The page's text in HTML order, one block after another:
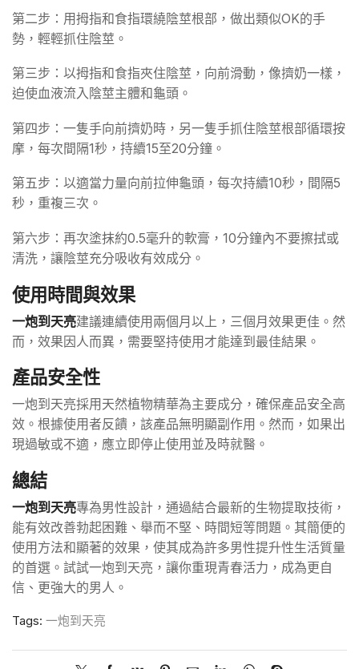
第二步：用拇指和食指環繞陰莖根部，做出類似OK的手
勢，輕輕抓住陰莖。
第三步：以拇指和食指夾住陰莖，向前滑動，像擠奶一樣，
迫使血液流入陰莖主體和龜頭。
第四步：一隻手向前擠奶時，另一隻手抓住陰莖根部循環按
摩，每次間隔1秒，持續15至20分鐘。
第五步：以適當力量向前拉伸龜頭，每次持續10秒，間隔5
秒，重複三次。
第六步：再次塗抹約0.5毫升的軟膏，10分鐘內不要擦拭或
清洗，讓陰莖充分吸收有效成分。
使用時間與效果
一炮到天亮建議連續使用兩個月以上，三個月效果更佳。然
而，效果因人而異，需要堅持使用才能達到最佳結果。
產品安全性
一炮到天亮採用天然植物精華為主要成分，確保產品安全高
效。根據使用者反饋，該產品無明顯副作用。然而，如果出
現過敏或不適，應立即停止使用並及時就醫。
總結
一炮到天亮專為男性設計，通過結合最新的生物提取技術，
能有效改善勃起困難、舉而不堅、時間短等問題。其簡便的
使用方法和顯著的效果，使其成為許多男性提升性生活質量
的首選。試試一炮到天亮，讓你重現青春活力，成為更自
信、更強大的男人。
Tags: 一炮到天亮